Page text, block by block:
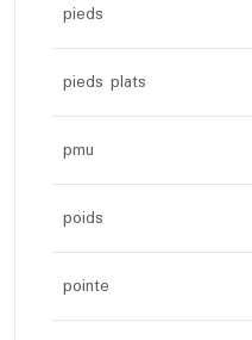
pieds
pieds plats
pmu
poids
pointe